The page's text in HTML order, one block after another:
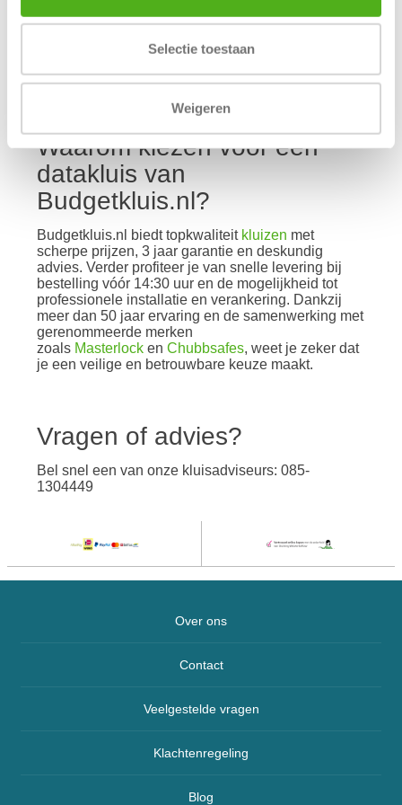
Selectie toestaan
Weigeren
bijvoorbeeld klantdossiers of belastinginformatie in
kunnen bewaren. Ook voor IT-verantwoordelijken is
het een betrouwbare oplossing om fysieke
gegevensdragers veilig te stellen.
Waarom kiezen voor een
datakluis van
Budgetkluis.nl?
Budgetkluis.nl biedt topkwaliteit kluizen met
scherpe prijzen, 3 jaar garantie en deskundig
advies. Verder profiteer je van snelle levering bij
bestelling vóór 14:30 uur en de mogelijkheid tot
professionele installatie en verankering. Dankzij
meer dan 50 jaar ervaring en de samenwerking met
gerenommeerde merken
zoals Masterlock en Chubbsafes, weet je zeker dat
je een veilige en betrouwbare keuze maakt.
Vragen of advies?
Bel snel een van onze kluisadviseurs: 085-
1304449
Over ons
Contact
Veelgestelde vragen
Klachtenregeling
Blog